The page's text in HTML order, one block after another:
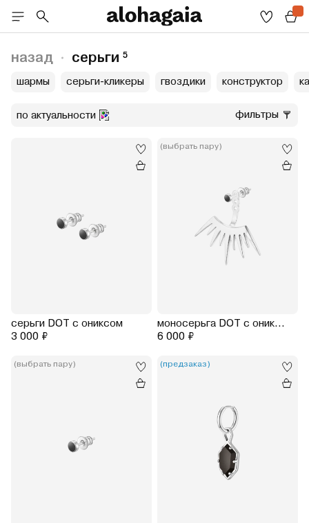
назад серьги 5
шармы серьги-кликеры гвоздики конструктор
по актуальности фильтры
серьги DOT с ониксом
3 000 ₽
(выбрать пару)
моносерьга DOT с ониксом на джекете CORONA (родирование)
6 000 ₽
(выбрать пару) (предзаказ)